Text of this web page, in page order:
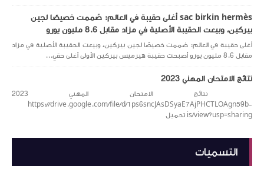
sac birkin hermès أغلى حقيبة في العالم: صُممت خصيصًا لجين
بيركين، وبيعت الحقيبة الأصلية في مزاد مقابل 8.6 مليون يورو
أغلى حقيبة في العالم: صُممت خصيصًا لجين بيركين، وبيعت الحقيبة الأصلية في مزاد
مقابل 8.6 مليون يورو أصبحت حقيبة هيرميس بيركين الأولى أغلى حقي...
نتائج الامتحان المهني 2023
نتائج الامتحان المهني 2023
https://drive.google.com/file/d/1ps6sncJAsDSyaE7AjPHCTLOAgn59b-
is/view?usp=sharing تحميل
التسميات